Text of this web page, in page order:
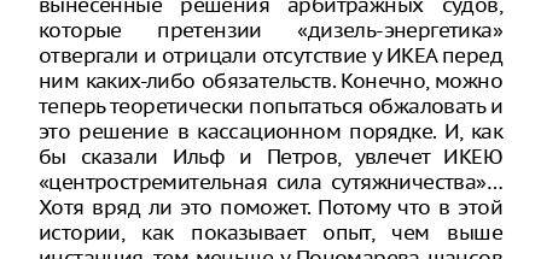
которые претензии «дизель-энергетика»
отвергали и отрицали отсутствие у ИКЕА перед
ним каких-либо обязательств. Конечно, можно
теперь теоретически попытаться обжаловать и
это решение в кассационном порядке. И, как
бы сказали Ильф и Петров, увлечет ИКЕЮ
«центростремительная сила сутяжничества»…
Хотя вряд ли это поможет. Потому что в этой
истории, как показывает опыт, чем выше